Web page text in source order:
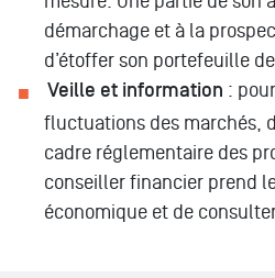
démarchage et à la
d’étoffer son portefeuille
Veille et information :
fluctuations des marchés,
cadre réglementaire des
conseiller financier prend
économique et de